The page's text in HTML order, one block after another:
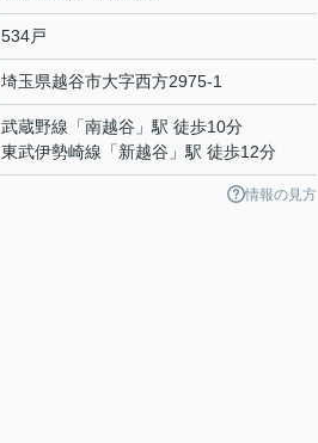
534戸
埼玉県越谷市大字西方2975-1
武蔵野線 「南越谷 」駅 徒歩10分
東武伊勢崎線 「新越谷 」駅 徒歩12分
情報の見方